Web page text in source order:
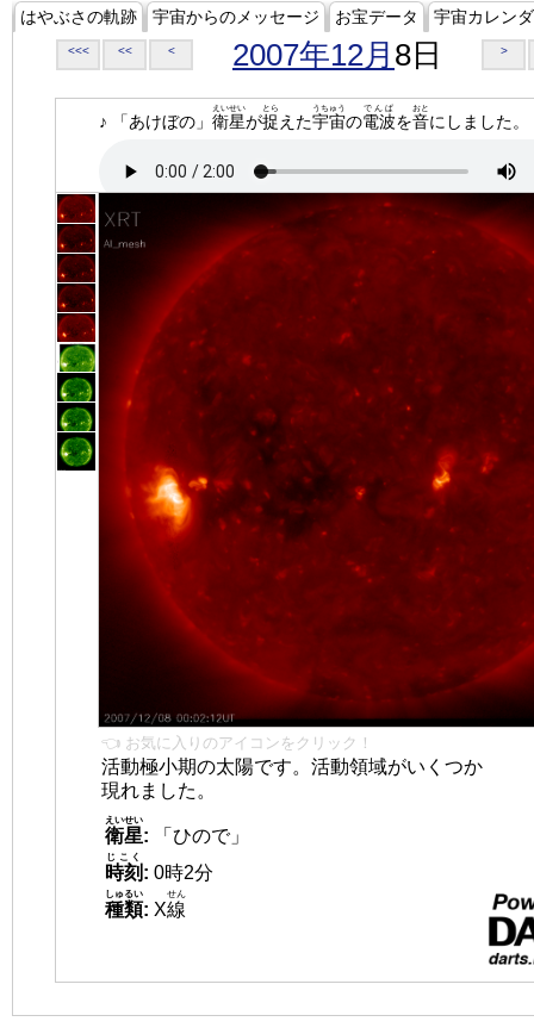
はやぶさの軌跡 宇宙からのメッセージ お宝データ 宇宙カレン
<<< << < 2007年12月 8日 >
♪ 「あけぼの」 衛星
えいせい
が捉
とら
えた宇宙
うちゅう
の電波
でんぱ
を音
おと
にしました。
👈 お気に入りのアイコンをクリック！
活動極小期の太陽です。活動領域がいくつか
現れました。
衛星
えいせい
:
「ひので」
時刻
じこく
: 0時2分
種類
しゅるい
: X線
せん